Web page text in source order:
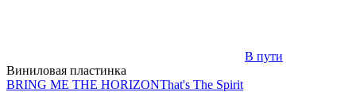
В пути
Виниловая пластинка
BRING ME THE HORIZONThat's The Spirit